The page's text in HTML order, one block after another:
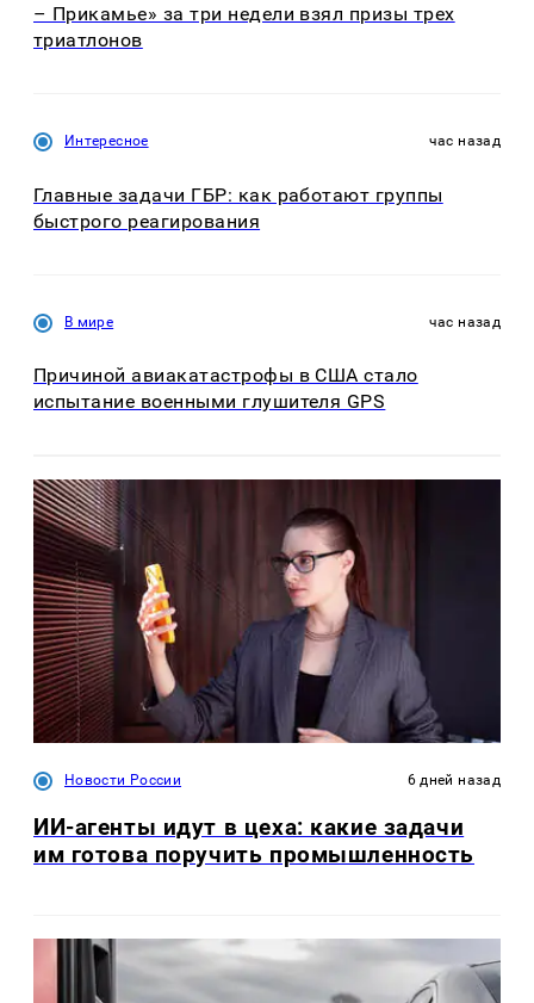
– Прикамье» за три недели взял призы трех
триатлонов
Интересное час назад
Главные задачи ГБР: как работают группы
быстрого реагирования
В мире час назад
Причиной авиакатастрофы в США стало
испытание военными глушителя GPS
Новости России 6 дней назад
ИИ-агенты идут в цеха: какие задачи
им готова поручить промышленность